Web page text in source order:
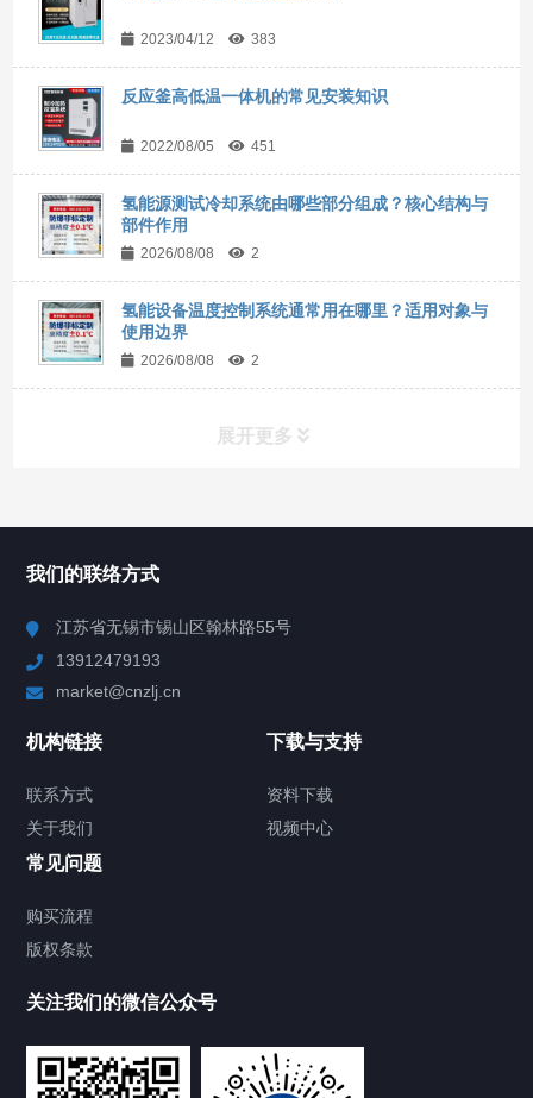
2023/04/12 383
反应釜高低温一体机的常见安装知识
2022/08/05 451
氢能源测试冷却系统由哪些部分组成？核心结构与
部件作用
2026/08/08 2
氢能设备温度控制系统通常用在哪里？适用对象与
使用边界
2026/08/08 2
展开更多
Chiller高精度制冷循环器
TCU温度控制单元
Chiller气体控温系统
Chamber试验箱
我们的联络方式
江苏省无锡市锡山区翰林路55号
13912479193
market@cnzlj.cn
机构链接
联系方式
关于我们
下载与支持
资料下载
视频中心
常见问题
购买流程
版权条款
关注我们的微信公众号